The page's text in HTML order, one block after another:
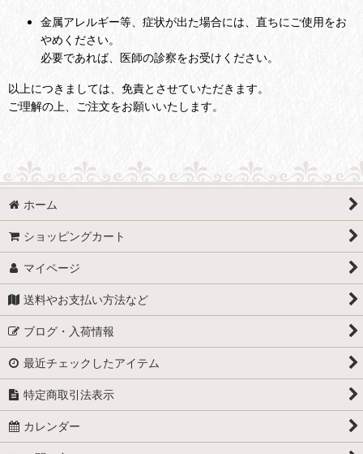
金属アレルギー等、症状が出た場合には、直ちにご使用をお
やめください。
必要であれば、医師の診察をお受けください。
以上につきましては、免責とさせていただきます。
ご理解の上、ご注文をお願いいたします。
ホーム
ショッピングカート
マイページ
送料やお支払い方法など
ブログ・入荷情報
最近チェックしたアイテム
特定商取引法表示
カレンダー